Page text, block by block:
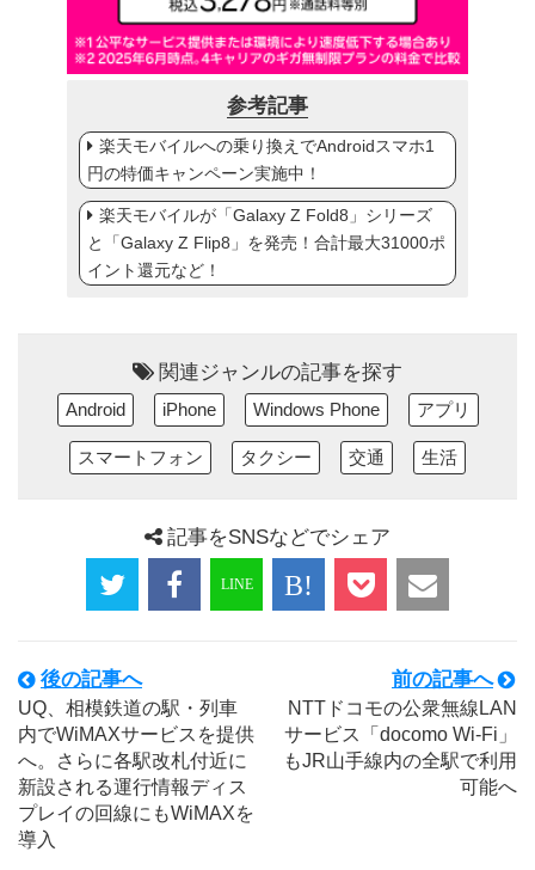
参考記事
楽天モバイルへの乗り換えでAndroidスマホ1
円の特価キャンペーン実施中！
楽天モバイルが「Galaxy Z Fold8」シリーズ
と「Galaxy Z Flip8」を発売！合計最大31000ポ
イント還元など！
関連ジャンルの記事を探す
Android iPhone Windows Phone アプリ
スマートフォン タクシー 交通 生活
記事をSNSなどでシェア
後の記事へ
UQ、相模鉄道の駅・列車
内でWiMAXサービスを提供
へ。さらに各駅改札付近に
新設される運行情報ディス
プレイの回線にもWiMAXを
導入
前の記事へ
NTTドコモの公衆無線LAN
サービス「docomo Wi-Fi」
もJR山手線内の全駅で利用
可能へ